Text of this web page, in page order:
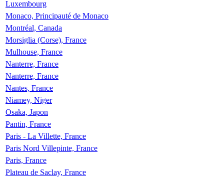
Luxembourg
Monaco, Principauté de Monaco
Montréal, Canada
Morsiglia (Corse), France
Mulhouse, France
Nanterre, France
Nanterre, France
Nantes, France
Niamey, Niger
Osaka, Japon
Pantin, France
Paris - La Villette, France
Paris Nord Villepinte, France
Paris, France
Plateau de Saclay, France